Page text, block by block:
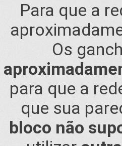
Para que a
Os
para que a
que sua
bloco não